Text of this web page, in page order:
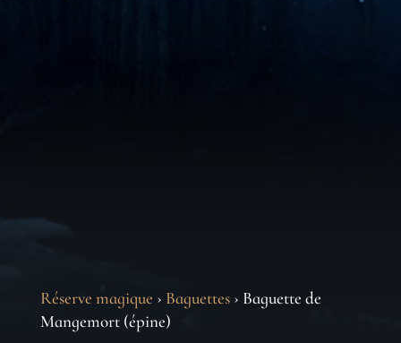
Réserve magique › Baguettes› Baguette de
Mangemort (épine)